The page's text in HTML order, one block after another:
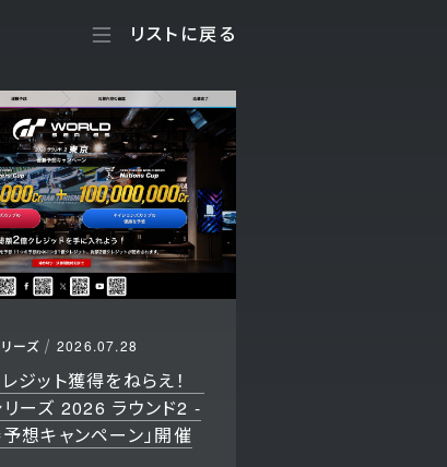
リストに戻る
ーズ 2026.07.28
ジット獲得をねらえ！
リーズ 2026 ラウンド2 -
想キャンペーン」開催